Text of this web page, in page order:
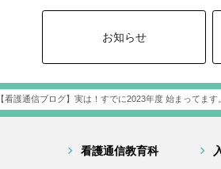
お知らせ
【看護通信ブログ】実は！すでに2023年度 始まってます。
看護通信教育科